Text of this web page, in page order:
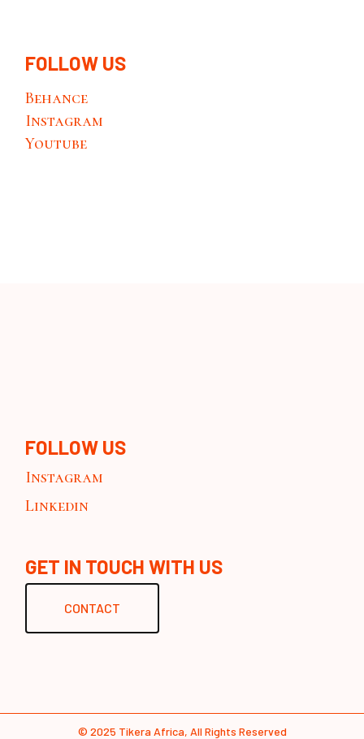
FOLLOW US
Behance
Instagram
Youtube
FOLLOW US
Instagram
Linkedin
GET IN TOUCH WITH US
CONTACT
© 2025 Tikera Africa, All Rights Reserved